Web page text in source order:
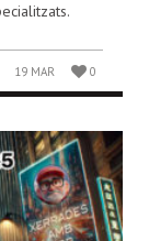
19 MAR 0